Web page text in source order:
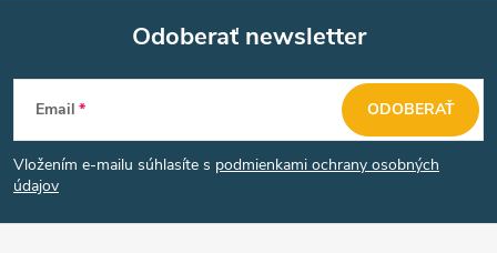
Z
á
p
Odoberať newsletter
Email
Vložením e-mailu súhlasíte s podmienkami ochrany osobných
údajov
ODOBERAŤ